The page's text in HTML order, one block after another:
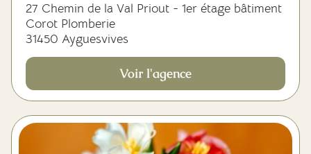
27 Chemin de la Val Priout - 1er étage bâtiment
Corot Plomberie
31450 Ayguesvives
Voir l'agence